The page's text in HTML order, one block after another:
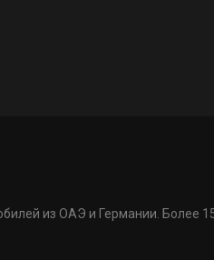
из ОАЭ и Германии. Более